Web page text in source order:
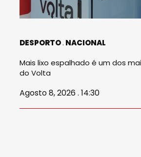
DESPORTO NACIONAL
Mais lixo espalhado é um dos
do Volta
Agosto 8, 2026 . 14:30